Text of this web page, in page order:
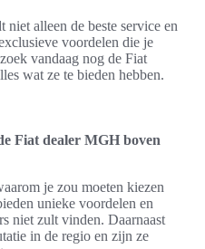
alleen de beste service en
voordelen die je
vandaag nog de Fiat
wat ze te bieden hebben.
Fiat dealer MGH boven
je zou moeten kiezen
unieke voordelen en
niet zult vinden. Daarnaast
in de regio en zijn ze